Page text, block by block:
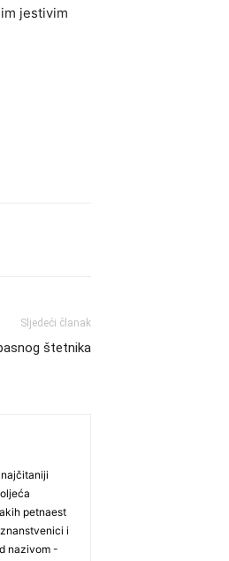
jestivim
Sljedeći članak
štetnika
petnaest
i
nazivom -